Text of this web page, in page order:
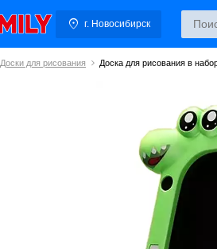
г. Новосибирск
Доски для рисования Доска для рисования в